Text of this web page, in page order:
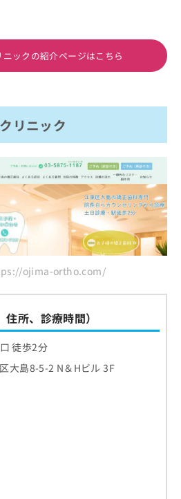
ックの紹介ページはこちら
リニック
ojima-ortho.com/
所、診療時間）
徒歩2分
大島8-5-2 N＆Hビル 3F